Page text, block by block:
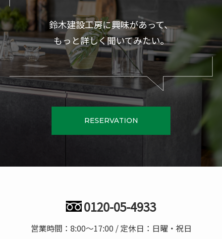
鈴木建設工房に興味があって、
もっと詳しく聞いてみたい。
RESERVATION
0120-05-4933
営業時間：8:00〜17:00 / 定休日：日曜・祝日